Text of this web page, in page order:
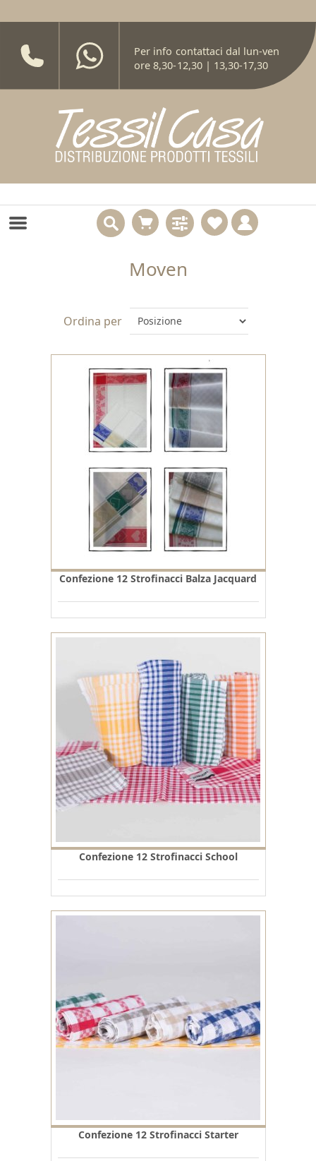
Per info contattaci dal lun-ven
ore 8,30-12,30 | 13,30-17,30
Moven
Ordina per
Confezione 12 Strofinacci Balza Jacquard
Confezione 12 Strofinacci School
Confezione 12 Strofinacci Starter